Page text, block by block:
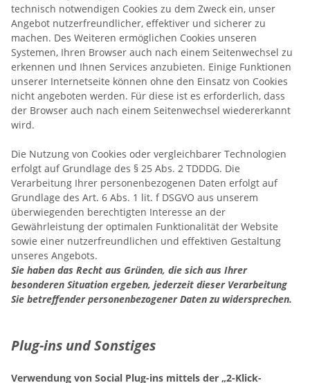
technisch notwendigen Cookies zu dem Zweck ein, unser
Angebot nutzerfreundlicher, effektiver und sicherer zu
machen. Des Weiteren ermöglichen Cookies unseren
Systemen, Ihren Browser auch nach einem Seitenwechsel zu
erkennen und Ihnen Services anzubieten. Einige Funktionen
unserer Internetseite können ohne den Einsatz von Cookies
nicht angeboten werden. Für diese ist es erforderlich, dass
der Browser auch nach einem Seitenwechsel wiedererkannt
wird.
Die Nutzung von Cookies oder vergleichbarer Technologien
erfolgt auf Grundlage des § 25 Abs. 2 TDDDG. Die
Verarbeitung Ihrer personenbezogenen Daten erfolgt auf
Grundlage des Art. 6 Abs. 1 lit. f DSGVO aus unserem
überwiegenden berechtigten Interesse an der
Gewährleistung der optimalen Funktionalität der Website
sowie einer nutzerfreundlichen und effektiven Gestaltung
unseres Angebots.
Sie haben das Recht aus Gründen, die sich aus Ihrer
besonderen Situation ergeben, jederzeit dieser Verarbeitung
Sie betreffender personenbezogener Daten zu widersprechen.
Plug-ins und Sonstiges
Verwendung von Social Plug-ins mittels der „2-Klick-